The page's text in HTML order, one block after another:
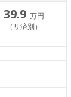
39.9 万円
（リ済別）